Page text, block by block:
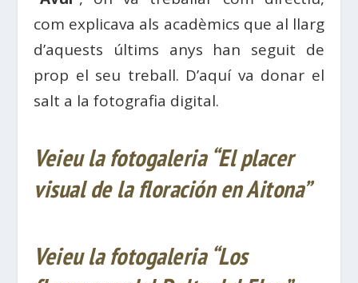
com explicava als acadèmics que al llarg
d’aquests últims anys han seguit de
prop el seu treball. D’aquí va donar el
salt a la fotografia digital.
Veieu la fotogaleria “El placer
visual de la floración en Aitona”
Veieu la fotogaleria “Los